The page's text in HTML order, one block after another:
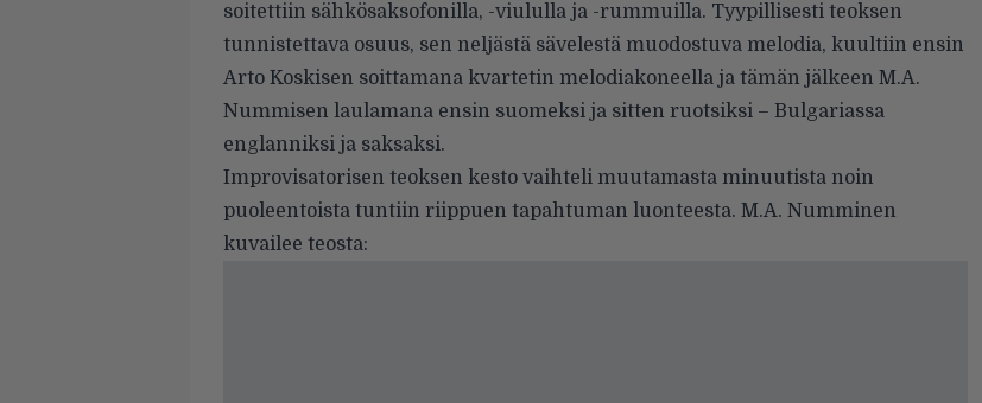
soitettiin sähkösaksofonilla, -viululla ja -rummuilla. Tyypillisesti teoksen
tunnistettava osuus, sen neljästä sävelestä muodostuva melodia, kuultiin ensin
Arto Koskisen soittamana kvartetin melodiakoneella ja tämän jälkeen M.A.
Nummisen laulamana ensin suomeksi ja sitten ruotsiksi – Bulgariassa
englanniksi ja saksaksi.
Improvisatorisen teoksen kesto vaihteli muutamasta minuutista noin
puoleentoista tuntiin riippuen tapahtuman luonteesta. M.A. Numminen
kuvailee teosta: